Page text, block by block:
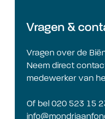
Vragen &
Vragen over de
Neem direct
medewerker van
Of bel 020 523 15